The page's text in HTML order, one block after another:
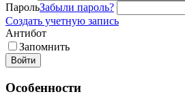
ПарольЗабыли пароль?
Создать учетную запись
Антибот
Запомнить
Войти
Особенности